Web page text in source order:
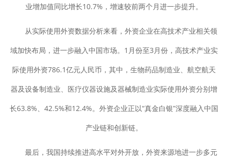
业增加值同比增长10.7%，增速较前两个月进一步提升。
从实际使用外资数据分析来看，外资企业在高技术产业相关领
域加快布局，进一步融入中国市场。1月份至3月份，高技术产业实
际使用外资786.1亿元人民币，其中，生物药品制造业、航空航天
器及设备制造业、医疗仪器设施及器械制造业实际使用外资分别增
长63.8%、42.5%和12.4%。外资企业正以“真金白银”深度融入中国
产业链和创新链。
最后，我国持续推进高水平对外开放，外资来源地进一步多元